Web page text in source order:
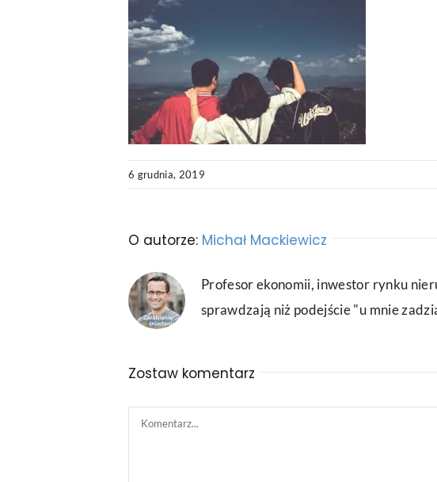
6 grudnia, 2019
O autorze: Michał Mackiewicz
Profesor ekonomii, inwestor rynku
sprawdzają niż podejście "u mnie
Zostaw komentarz
Comment